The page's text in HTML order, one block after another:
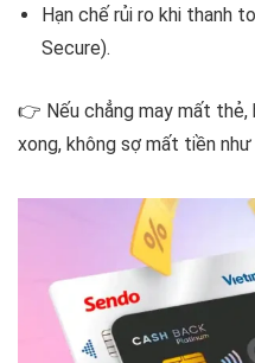
Hạn chế rủi ro khi thanh
Secure).
👉 Nếu chẳng may mất thẻ,
xong, không sợ mất tiền